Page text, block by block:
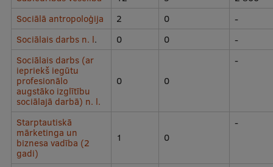
Sociālā antropoloģija
2 0
-
Sociālais darbs n. l. 0 0
-
Sociālais darbs (ar
iepriekš iegūtu
profesionālo
augstāko izglītību
sociālajā darbā) n. l.
0 0
-
Starptautiskā
mārketinga un
biznesa vadība (2
gadi)
1 0
-